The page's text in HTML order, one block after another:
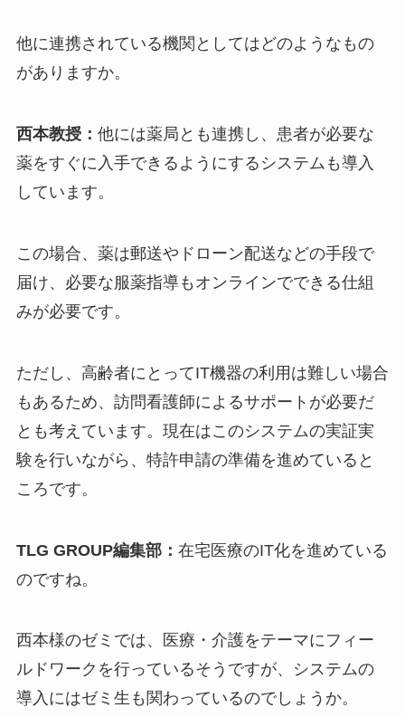
他に連携されている機関としてはどのようなもの
がありますか。
西本教授： 他には薬局とも連携し、患者が必要な
薬をすぐに入手できるようにするシステムも導入
しています。
この場合、薬は郵送やドローン配送などの手段で
届け、必要な服薬指導もオンラインでできる仕組
みが必要です。
ただし、高齢者にとってIT機器の利用は難しい場合
もあるため、訪問看護師によるサポートが必要だ
とも考えています。現在はこのシステムの実証実
験を行いながら、特許申請の準備を進めていると
ころです。
TLG GROUP編集部： 在宅医療のIT化を進めている
のですね。
西本様のゼミでは、医療・介護をテーマにフィー
ルドワークを行っているそうですが、システムの
導入にはゼミ生も関わっているのでしょうか。